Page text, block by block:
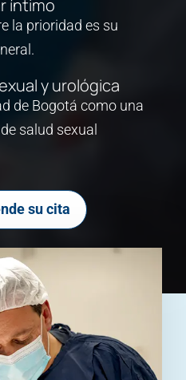
íntimo
la prioridad es su
y urológica
de Bogotá como una
salud sexual
su cita